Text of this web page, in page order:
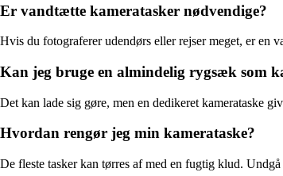
Er vandtætte kameratasker nødvendige?
Hvis du fotograferer udendørs eller rejser meget, er en
Kan jeg bruge en almindelig rygsæk som
Det kan lade sig gøre, men en dedikeret kamerataske
Hvordan rengør jeg min kamerataske?
De fleste tasker kan tørres af med en fugtig klud.